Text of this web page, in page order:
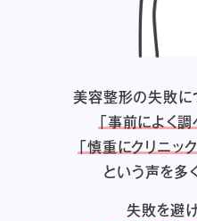
美容整形の失敗に
「事前によく
「慎重にクリニッ
という声を多
失敗を避